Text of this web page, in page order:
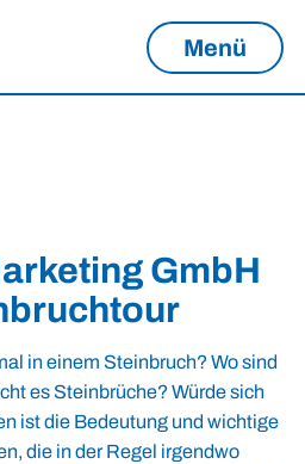
Menü
GmbH
in einem Steinbruch? Wo sind
es Steinbrüche? Würde sich
ist die Bedeutung und wichtige
die in der Regel irgendwo